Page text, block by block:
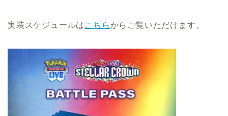
実装スケジュールは こちらからご覧いただけます。